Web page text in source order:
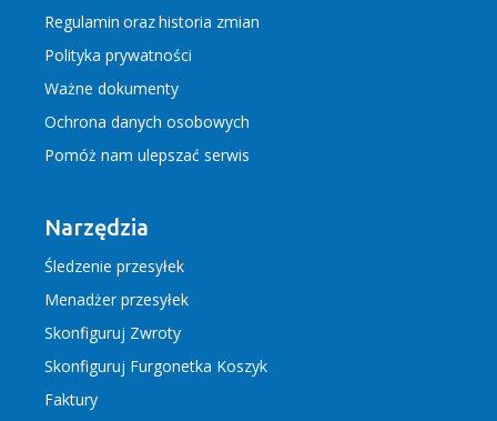
Regulamin orazhistoria zmian
Polityka prywatności
Ważne dokumenty
Ochrona danych osobowych
Pomóż nam ulepszać serwis
Narzędzia
Śledzenie przesyłek
Menadżer przesyłek
Skonfiguruj Zwroty
Skonfiguruj Furgonetka Koszyk
Faktury